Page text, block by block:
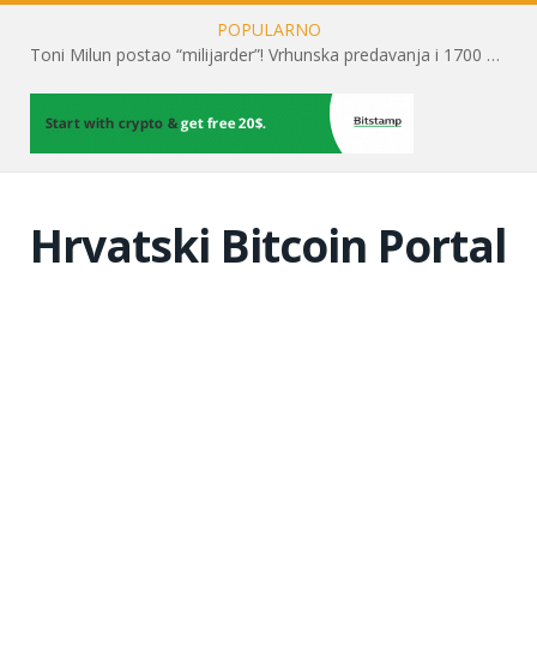
POPULARNO
Toni Milun postao “milijarder”! Vrhunska predavanja i 1700 posjetitelja obilježili su mjesec financijske pismenosti
Hrvatski Bitcoin Portal